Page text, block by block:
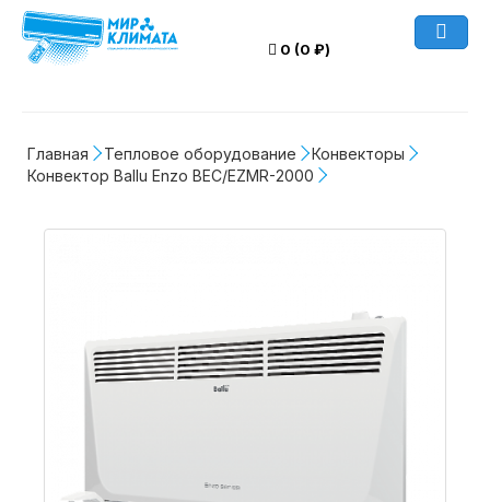
0 (0 ₽)
Главная Тепловое оборудование
Конвекторы
Конвектор Ballu Enzo BEC/EZMR-2000